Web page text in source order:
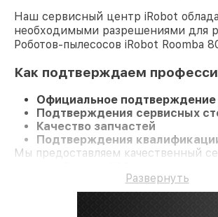
Наш сервисный центр iRobot
необходимыми разрешениями для
Роботов-пылесосов iRobot Roomba
Как подтверждаем
Официальное подтверждение
Подтверждения сервисных
Качество запчастей
Подтверждения
Мы предоставляем качественный
Развернуть